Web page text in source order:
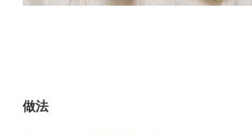
做法